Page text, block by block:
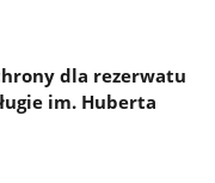
dla rezerwatu
im. Huberta